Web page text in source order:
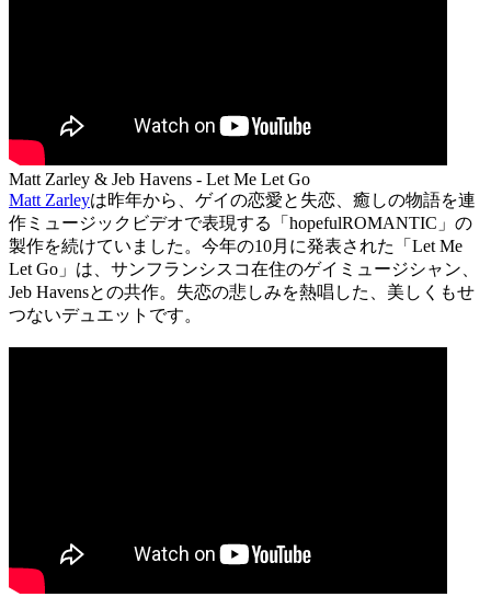
Matt Zarley & Jeb Havens - Let Me Let Go
Matt Zarleyは昨年から、ゲイの恋愛と失恋、癒しの物語を連
作ミュージックビデオで表現する「hopefulROMANTIC」の
製作を続けていました。今年の10月に発表された「Let Me
Let Go」は、サンフランシスコ在住のゲイミュージシャン、
Jeb Havensとの共作。失恋の悲しみを熱唱した、美しくもせ
つないデュエットです。